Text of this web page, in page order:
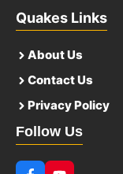
Quakes Links
About Us
Contact Us
Privacy Policy
Follow Us